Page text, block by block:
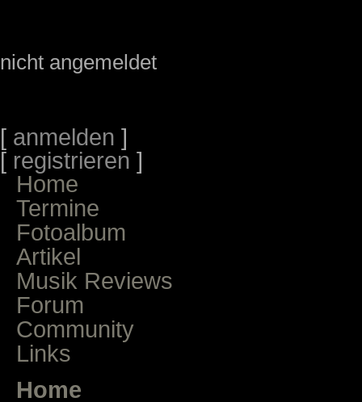
nicht angemeldet
[ anmelden ]
[ registrieren ]
Home
Termine
Fotoalbum
Artikel
Musik Reviews
Forum
Community
Links
Home